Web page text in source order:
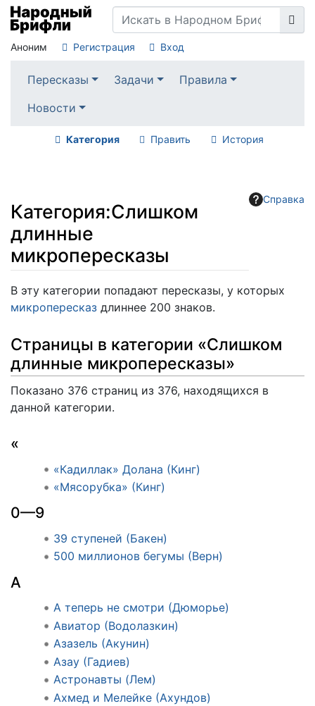
Аноним Регистрация Вход
Пересказы Задачи
Правила
Новости
Категория Править История
Справка
Категория:Слишком
длинные
микропересказы
Перейти к:навигация,поиск
В эту категории попадают пересказы, у которых
микропересказ длиннее 200 знаков.
Страницы в категории «Слишком
длинные микропересказы»
Показано 376 страниц из 376, находящихся в
данной категории.
«
«Кадиллак» Долана (Кинг)
«Мясорубка» (Кинг)
0—9
39 ступеней (Бакен)
500 миллионов бегумы (Верн)
А
А теперь не смотри (Дюморье)
Авиатор (Водолазкин)
Азазель (Акунин)
Азау (Гадиев)
Астронавты (Лем)
Ахмед и Мелейке (Ахундов)